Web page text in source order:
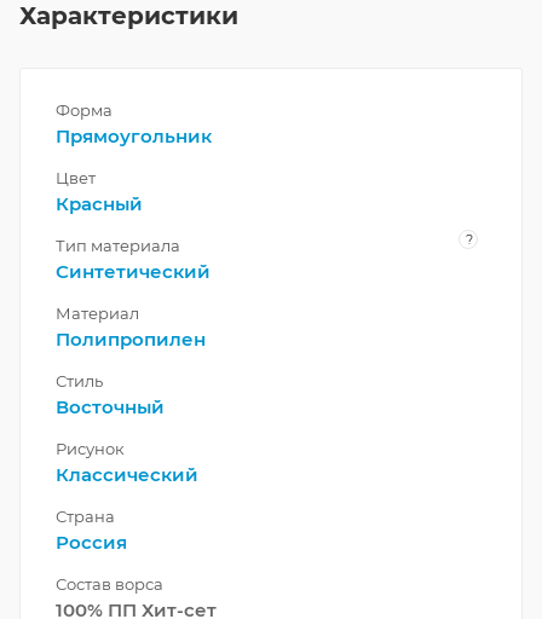
Характеристики
Форма
Прямоугольник
Цвет
Красный
Тип материала ?
Синтетический
Материал
Полипропилен
Стиль
Восточный
Рисунок
Классический
Страна
Россия
Состав ворса
100% ПП Хит-сет